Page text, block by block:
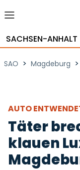
SACHSEN-ANHALT
SAO > Magdeburg >
AUTO
Täter
klauen